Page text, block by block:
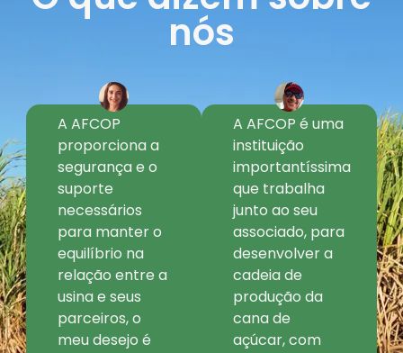
nós
A AFCOP
proporciona a
segurança e o
suporte
necessários
para manter o
equilíbrio na
relação entre a
usina e seus
parceiros, o
meu desejo é
A AFCOP é uma
instituição
importantíssima
que trabalha
junto ao seu
associado, para
desenvolver a
cadeia de
produção da
cana de
açúcar, com